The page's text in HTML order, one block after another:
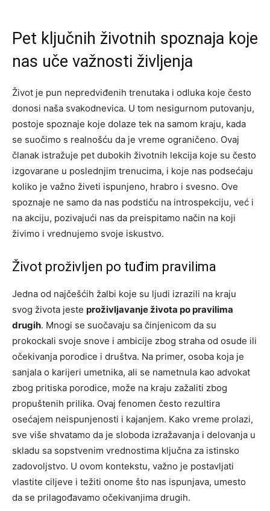
Pet ključnih životnih spoznaja koje
nas uče važnosti življenja
Život je pun nepredviđenih trenutaka i odluka koje često
donosi naša svakodnevica. U tom nesigurnom putovanju,
postoje spoznaje koje dolaze tek na samom kraju, kada
se suočimo s realnošću da je vreme ograničeno. Ovaj
članak istražuje pet dubokih životnih lekcija koje su često
izgovarane u poslednjim trenucima, i koje nas podsećaju
koliko je važno živeti ispunjeno, hrabro i svesno. Ove
spoznaje ne samo da nas podstiču na introspekciju, već i
na akciju, pozivajući nas da preispitamo način na koji
živimo i vrednujemo svoje iskustvo.
Život proživljen po tuđim pravilima
Jedna od najčešćih žalbi koje su ljudi izrazili na kraju
svog života jeste proživljavanje života po pravilima
drugih. Mnogi se suočavaju sa činjenicom da su
prokockali svoje snove i ambicije zbog straha od osude ili
očekivanja porodice i društva. Na primer, osoba koja je
sanjala o karijeri umetnika, ali se nametnula kao advokat
zbog pritiska porodice, može na kraju zažaliti zbog
propuštenih prilika. Ovaj fenomen često rezultira
osećajem neispunjenosti i kajanjem. Kako vreme prolazi,
sve više shvatamo da je sloboda izražavanja i delovanja u
skladu sa sopstvenim vrednostima ključna za istinsko
zadovoljstvo. U ovom kontekstu, važno je postavljati
vlastite ciljeve i težiti onome što nas ispunjava, umesto
da se prilagođavamo očekivanjima drugih.